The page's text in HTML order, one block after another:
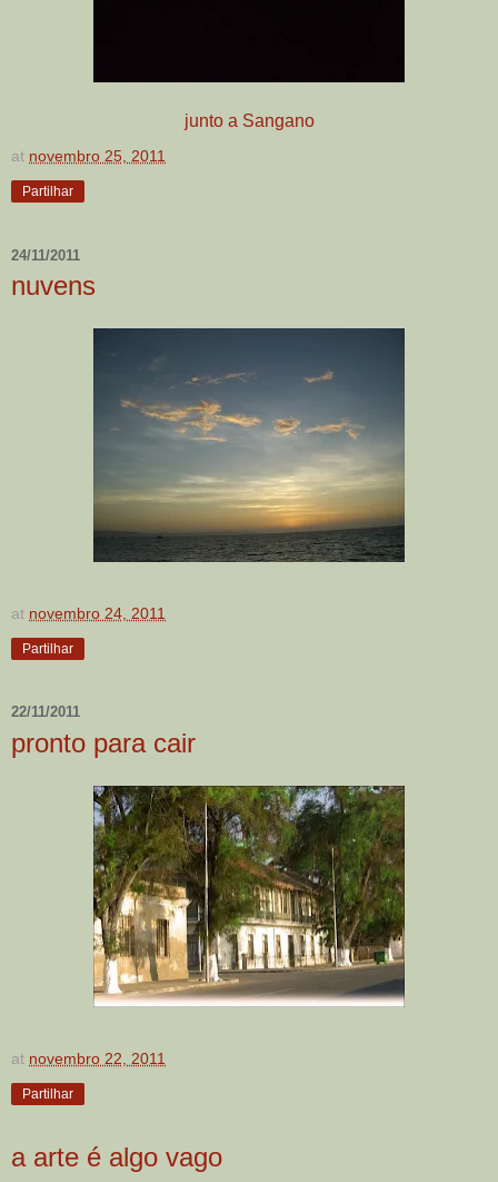
junto a Sangano
at novembro 25, 2011
Partilhar
24/11/2011
nuvens
at novembro 24, 2011
Partilhar
22/11/2011
pronto para cair
at novembro 22, 2011
Partilhar
a arte é algo vago